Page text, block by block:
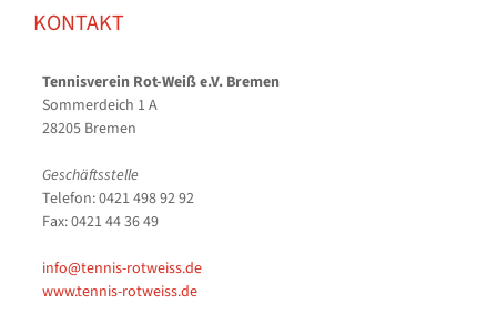
KONTAKT
Tennisverein Rot-Weiß e.V. Bremen
Sommerdeich 1 A
28205 Bremen
Geschäftsstelle
Telefon: 0421 498 92 92
Fax: 0421 44 36 49
info@tennis-rotweiss.de
www.tennis-rotweiss.de